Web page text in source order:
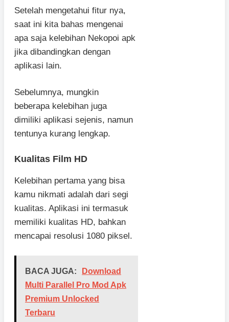
Setelah mengetahui fitur nya,
saat ini kita bahas mengenai
apa saja kelebihan Nekopoi apk
jika dibandingkan dengan
aplikasi lain.
Sebelumnya, mungkin
beberapa kelebihan juga
dimiliki aplikasi sejenis, namun
tentunya kurang lengkap.
Kualitas Film HD
Kelebihan pertama yang bisa
kamu nikmati adalah dari segi
kualitas. Aplikasi ini termasuk
memiliki kualitas HD, bahkan
mencapai resolusi 1080 piksel.
BACA JUGA:
Download
Multi Parallel Pro Mod Apk
Premium Unlocked
Terbaru